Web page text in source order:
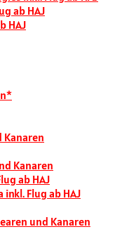
ab HAJ
HAJ
Kanaren
Kanaren
ab HAJ
Flug ab HAJ
und Kanaren